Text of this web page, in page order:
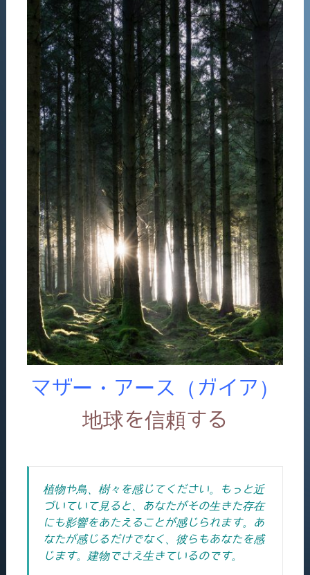
マザー・アース（ガイア）
地球を信頼する
植物や鳥、樹々を感じてください。もっと近
づいていて見ると、あなたがその生きた存在
にも影響をあたえることが感じられます。あ
なたが感じるだけでなく、彼らもあなたを感
じます。建物でさえ生きているのです。